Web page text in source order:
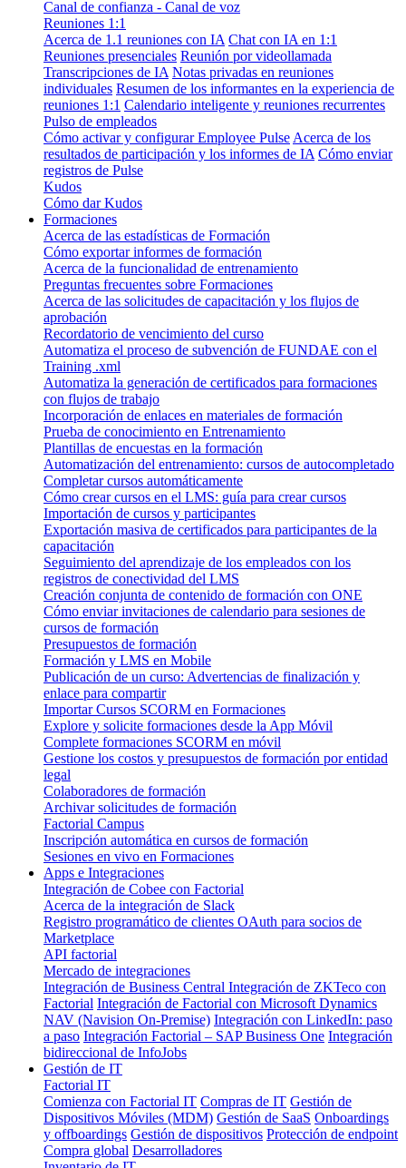
Canal de confianza - Canal de voz
Reuniones 1:1
Acerca de 1.1 reuniones con IA Chat con IA en 1:1
Reuniones presenciales Reunión por videollamada
Transcripciones de IA Notas privadas en reuniones
individuales Resumen de los informantes en la experiencia de
reuniones 1:1 Calendario inteligente y reuniones recurrentes
Pulso de empleados
Cómo activar y configurar Employee Pulse Acerca de los
resultados de participación y los informes de IA Cómo enviar
registros de Pulse
Kudos
Cómo dar Kudos
Formaciones
Acerca de las estadísticas de Formación
Cómo exportar informes de formación
Acerca de la funcionalidad de entrenamiento
Preguntas frecuentes sobre Formaciones
Acerca de las solicitudes de capacitación y los flujos de
aprobación
Recordatorio de vencimiento del curso
Automatiza el proceso de subvención de FUNDAE con el
Training .xml
Automatiza la generación de certificados para formaciones
con flujos de trabajo
Incorporación de enlaces en materiales de formación
Prueba de conocimiento en Entrenamiento
Plantillas de encuestas en la formación
Automatización del entrenamiento: cursos de autocompletado
Completar cursos automáticamente
Cómo crear cursos en el LMS: guía para crear cursos
Importación de cursos y participantes
Exportación masiva de certificados para participantes de la
capacitación
Seguimiento del aprendizaje de los empleados con los
registros de conectividad del LMS
Creación conjunta de contenido de formación con ONE
Cómo enviar invitaciones de calendario para sesiones de
cursos de formación
Presupuestos de formación
Formación y LMS en Mobile
Publicación de un curso: Advertencias de finalización y
enlace para compartir
Importar Cursos SCORM en Formaciones
Explore y solicite formaciones desde la App Móvil
Complete formaciones SCORM en móvil
Gestione los costos y presupuestos de formación por entidad
legal
Colaboradores de formación
Archivar solicitudes de formación
Factorial Campus
Inscripción automática en cursos de formación
Sesiones en vivo en Formaciones
Apps e Integraciones
Integración de Cobee con Factorial
Acerca de la integración de Slack
Registro programático de clientes OAuth para socios de
Marketplace
API factorial
Mercado de integraciones
Integración de Business Central Integración de ZKTeco con
Factorial Integración de Factorial con Microsoft Dynamics
NAV (Navision On-Premise) Integración con LinkedIn: paso
a paso Integración Factorial – SAP Business One Integración
bidireccional de InfoJobs
Gestión de IT
Factorial IT
Comienza con Factorial IT Compras de IT Gestión de
Dispositivos Móviles (MDM) Gestión de SaaS Onboardings
y offboardings Gestión de dispositivos Protección de endpoint
Compra global Desarrolladores